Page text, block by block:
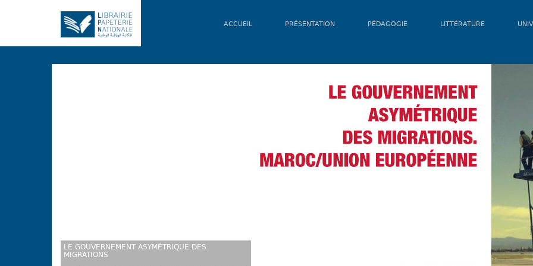
ACCUEIL PRÉSENTATION PÉDAGOGIE LITTÉRATURE
LE GOUVERNEMENT ASYMÉTRIQUE DES
MIGRATIONS